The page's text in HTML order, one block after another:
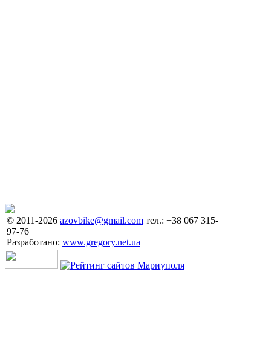
© 2011-2026 azovbike@gmail.com тел.: +38 067 315-
97-76
Разработано: www.gregory.net.ua